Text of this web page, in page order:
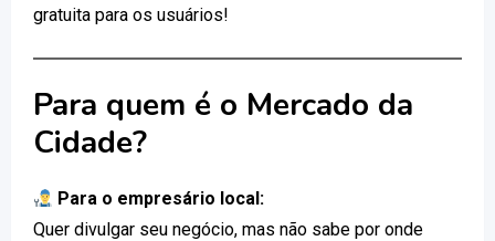
gratuita para os usuários!
Para quem é o Mercado da
Cidade?
Para o empresário local:
Quer divulgar seu negócio, mas não sabe por onde